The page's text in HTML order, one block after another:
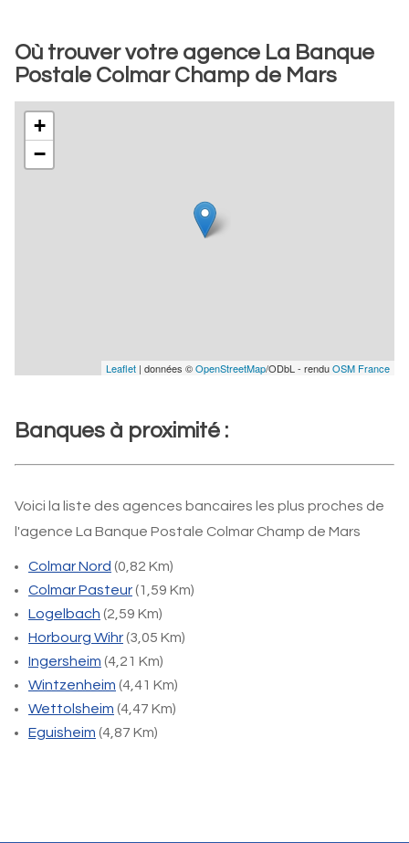
Où trouver votre agence La Banque
Postale Colmar Champ de Mars
+
−
Leaflet | données ©OpenStreetMap/ODbL - renduOSM France
Banques à proximité :
Voici la liste des agences bancaires les plus proches de
l'agence La Banque Postale Colmar Champ de Mars
Colmar Nord (0,82 Km)
Colmar Pasteur(1,59 Km)
Logelbach (2,59 Km)
Horbourg Wihr(3,05 Km)
Ingersheim (4,21 Km)
Wintzenheim (4,41 Km)
Wettolsheim (4,47 Km)
Eguisheim (4,87 Km)